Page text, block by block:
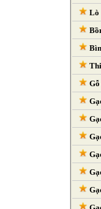
Lò
Gỗ